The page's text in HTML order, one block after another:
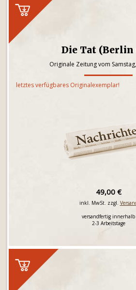
Die Tat (Berlin
Originale Zeitung vom
letztes verfügbares Originalexemplar!
49,00 €
inkl. MwSt. zzgl.
versandfertig innerhalb
2-3 Arbeitstage